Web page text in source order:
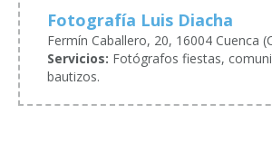
Fotografía Luis Diacha
Fermín Caballero, 20, 16004 Cuenca
Servicios: Fotógrafos fiestas,
bautizos.